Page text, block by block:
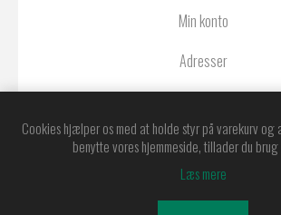
Min konto
Adresser
Copyright © 2026
Cookies hjælper os med at holde styr på varekurv og
benytte vores hjemmeside, tillader du
Læs mere